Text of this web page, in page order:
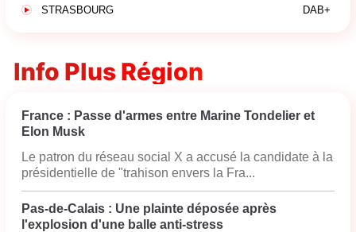
STRASBOURG DAB+
Info Plus Région
France : Passe d'armes entre Marine Tondelier et
Elon Musk
Le patron du réseau social X a accusé la candidate à la
présidentielle de "trahison envers la Fra...
Pas-de-Calais : Une plainte déposée après
l'explosion d'une balle anti-stress